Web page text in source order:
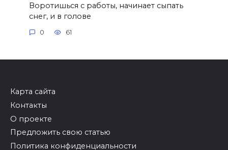
Воротишься с работы, начинает сыпать
снег, и в голове
0 61
Карта сайта
Контакты
О проекте
Предложить свою статью
Политика конфиденциальности